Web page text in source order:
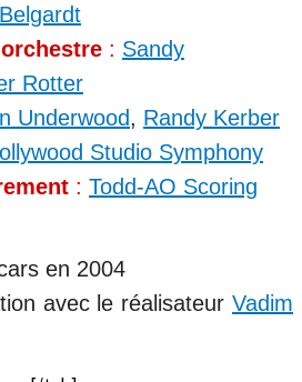
: Sandy
Rotter
Underwood, Randy Kerber
Studio Symphony
: Todd-AO Scoring
en 2004
avec le réalisateur Vadim